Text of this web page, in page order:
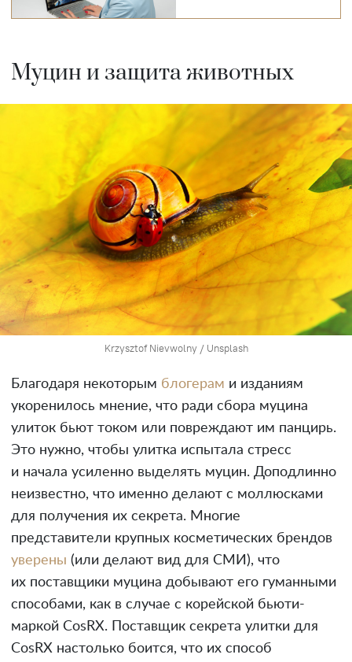
Муцин и защита животных
Krzysztof Nievwolny / Unsplash
Благодаря некоторым блогерам и изданиям
укоренилось мнение, что ради сбора муцина
улиток бьют током или повреждают им панцирь.
Это нужно, чтобы улитка испытала стресс
и начала усиленно выделять муцин. Доподлинно
неизвестно, что именно делают с моллюсками
для получения их секрета. Многие
представители крупных косметических брендов
уверены (или делают вид для СМИ), что
их поставщики муцина добывают его гуманными
способами, как в случае с корейской бьюти-
маркой CosRX. Поставщик секрета улитки для
CosRX настолько боится, что их способ